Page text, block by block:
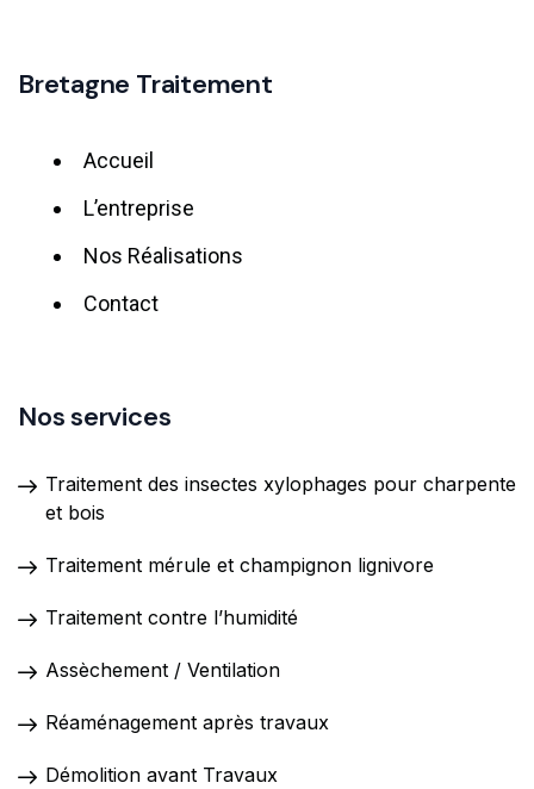
Bretagne Traitement
Accueil
L’entreprise
Nos Réalisations
Contact
Nos services
Traitement des insectes xylophages pour charpente
et bois
Traitement mérule et champignon lignivore
Traitement contre l’humidité
Assèchement / Ventilation
Réaménagement après travaux
Démolition avant Travaux